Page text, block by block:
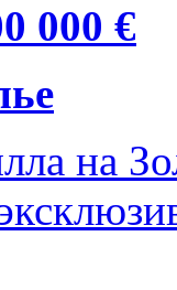
000 €
на